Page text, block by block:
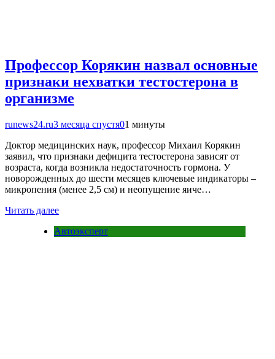
Профессор Корякин назвал основные
признаки нехватки тестостерона в
организме
runews24.ru3 месяца спустя01 минуты
Доктор медицинских наук, профессор Михаил Корякин
заявил, что признаки дефицита тестостерона зависят от
возраста, когда возникла недостаточность гормона. У
новорожденных до шести месяцев ключевые индикаторы –
микропения (менее 2,5 см) и неопущение яиче…
Читать далее
Автоэксперт